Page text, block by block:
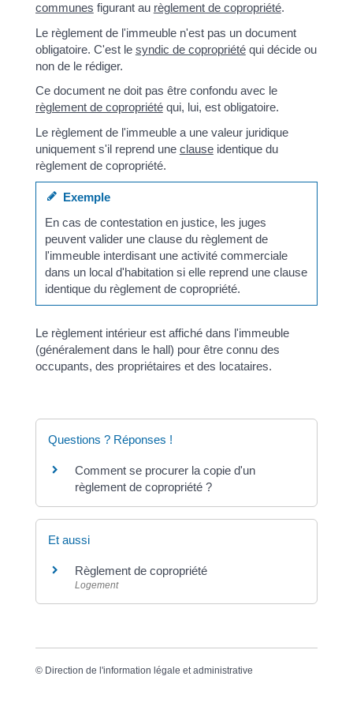
communes figurant au règlement de copropriété.
Le règlement de l'immeuble n'est pas un document
obligatoire. C'est le syndic de copropriétéqui décide ou
non de le rédiger.
Ce document ne doit pas être confondu avec le
règlement de copropriétéqui, lui, est obligatoire.
Le règlement de l'immeuble a une valeur juridique
uniquement s'il reprend une clauseidentique du
règlement de copropriété.
Exemple
En cas de contestation en justice, les juges
peuvent valider une clause du règlement de
l'immeuble interdisant une activité commerciale
dans un local d'habitation si elle reprend une clause
identique du règlement de copropriété.
Le règlement intérieur est affiché dans l'immeuble
(généralement dans le hall) pour être connu des
occupants, des propriétaires et des locataires.
Questions ? Réponses !
Comment se procurer la copie d'un
règlement de copropriété ?
Et aussi
Règlement de copropriété
Logement
© Direction de l'information légale et administrative